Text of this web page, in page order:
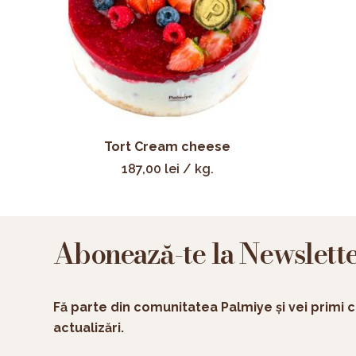
Tort Cream cheese
187,00 lei / kg.
Abonează-te la
Fă parte din comunitatea Palmiye și vei primi
actualizări.